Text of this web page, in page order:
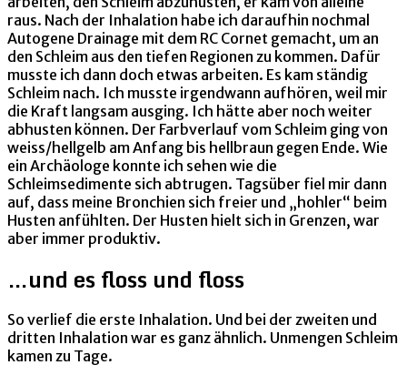
raus. Nach der Inhalation habe ich daraufhin nochmal
Autogene Drainage mit dem RC Cornet gemacht, um an
den Schleim aus den tiefen Regionen zu kommen. Dafür
musste ich dann doch etwas arbeiten. Es kam ständig
Schleim nach. Ich musste irgendwann aufhören, weil mir
die Kraft langsam ausging. Ich hätte aber noch weiter
abhusten können. Der Farbverlauf vom Schleim ging von
weiss/hellgelb am Anfang bis hellbraun gegen Ende. Wie
ein Archäologe konnte ich sehen wie die
Schleimsedimente sich abtrugen. Tagsüber fiel mir dann
auf, dass meine Bronchien sich freier und „hohler“ beim
Husten anfühlten. Der Husten hielt sich in Grenzen, war
aber immer produktiv.
…und es floss und floss
So verlief die erste Inhalation. Und bei der zweiten und
dritten Inhalation war es ganz ähnlich. Unmengen Schleim
kamen zu Tage.